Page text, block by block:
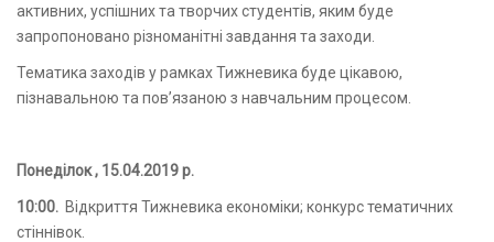
активних, успішних та творчих студентів, яким буде
запропоновано різноманітні завдання та заходи.
Тематика заходів у рамках Тижневика буде цікавою,
пізнавальною та пов’язаною з навчальним процесом.
Понеділок , 15.04.2019 р.
10:00. Відкриття Тижневика економіки; конкурс тематичних
стіннівок.